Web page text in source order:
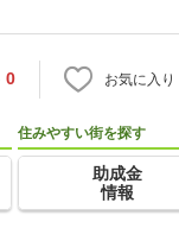
0 お気に入り
住みやすい街を探す
助成金
情報